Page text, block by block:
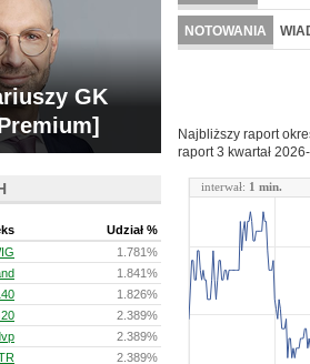
WYCENA BR
NOTOWANIA
Najbliższy raport
raport 3 kwartał
interwał: 1 min.
GK
Udział %
1.781%
1.841%
1.826%
2.389%
2.389%
2.389%